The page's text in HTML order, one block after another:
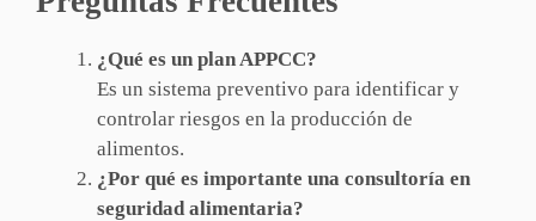
¿Qué es un plan APPCC?
Es un sistema preventivo para identificar y
controlar riesgos en la producción de
alimentos.
¿Por qué es importante una consultoría en
seguridad alimentaria?